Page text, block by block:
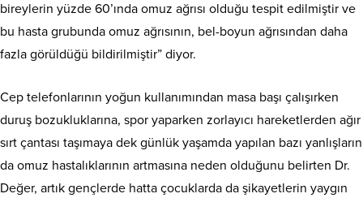
bireylerin yüzde 60’ında omuz ağrısı olduğu tespit edilmiştir ve
bu hasta grubunda omuz ağrısının, bel-boyun ağrısından daha
fazla görüldüğü bildirilmiştir” diyor.
Cep telefonlarının yoğun kullanımından masa başı çalışırken
duruş bozukluklarına, spor yaparken zorlayıcı hareketlerden ağır
sırt çantası taşımaya dek günlük yaşamda yapılan bazı yanlışların
da omuz hastalıklarının artmasına neden olduğunu belirten Dr.
Değer, artık gençlerde hatta çocuklarda da şikayetlerin yaygın